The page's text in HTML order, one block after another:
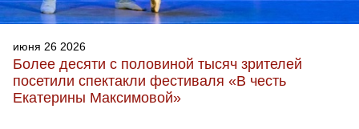
июня 26 2026
Более десяти с половиной тысяч зрителей
посетили спектакли фестиваля «В честь
Екатерины Максимовой»